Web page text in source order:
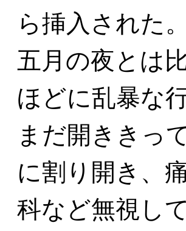
ら挿入された
五月の夜とは
ほどに乱暴な
まだ開ききっ
に割り開き、
科など無視し